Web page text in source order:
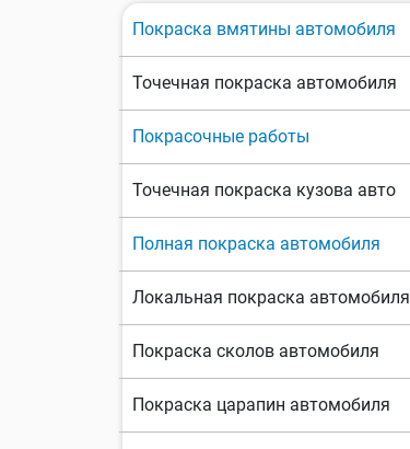
Покраска вмятины автомобиля
Точечная покраска автомобиля
Покрасочные работы
Точечная покраска кузова авто
Полная покраска автомобиля
Локальная покраска автомобиля
Покраска сколов автомобиля
Покраска царапин автомобиля